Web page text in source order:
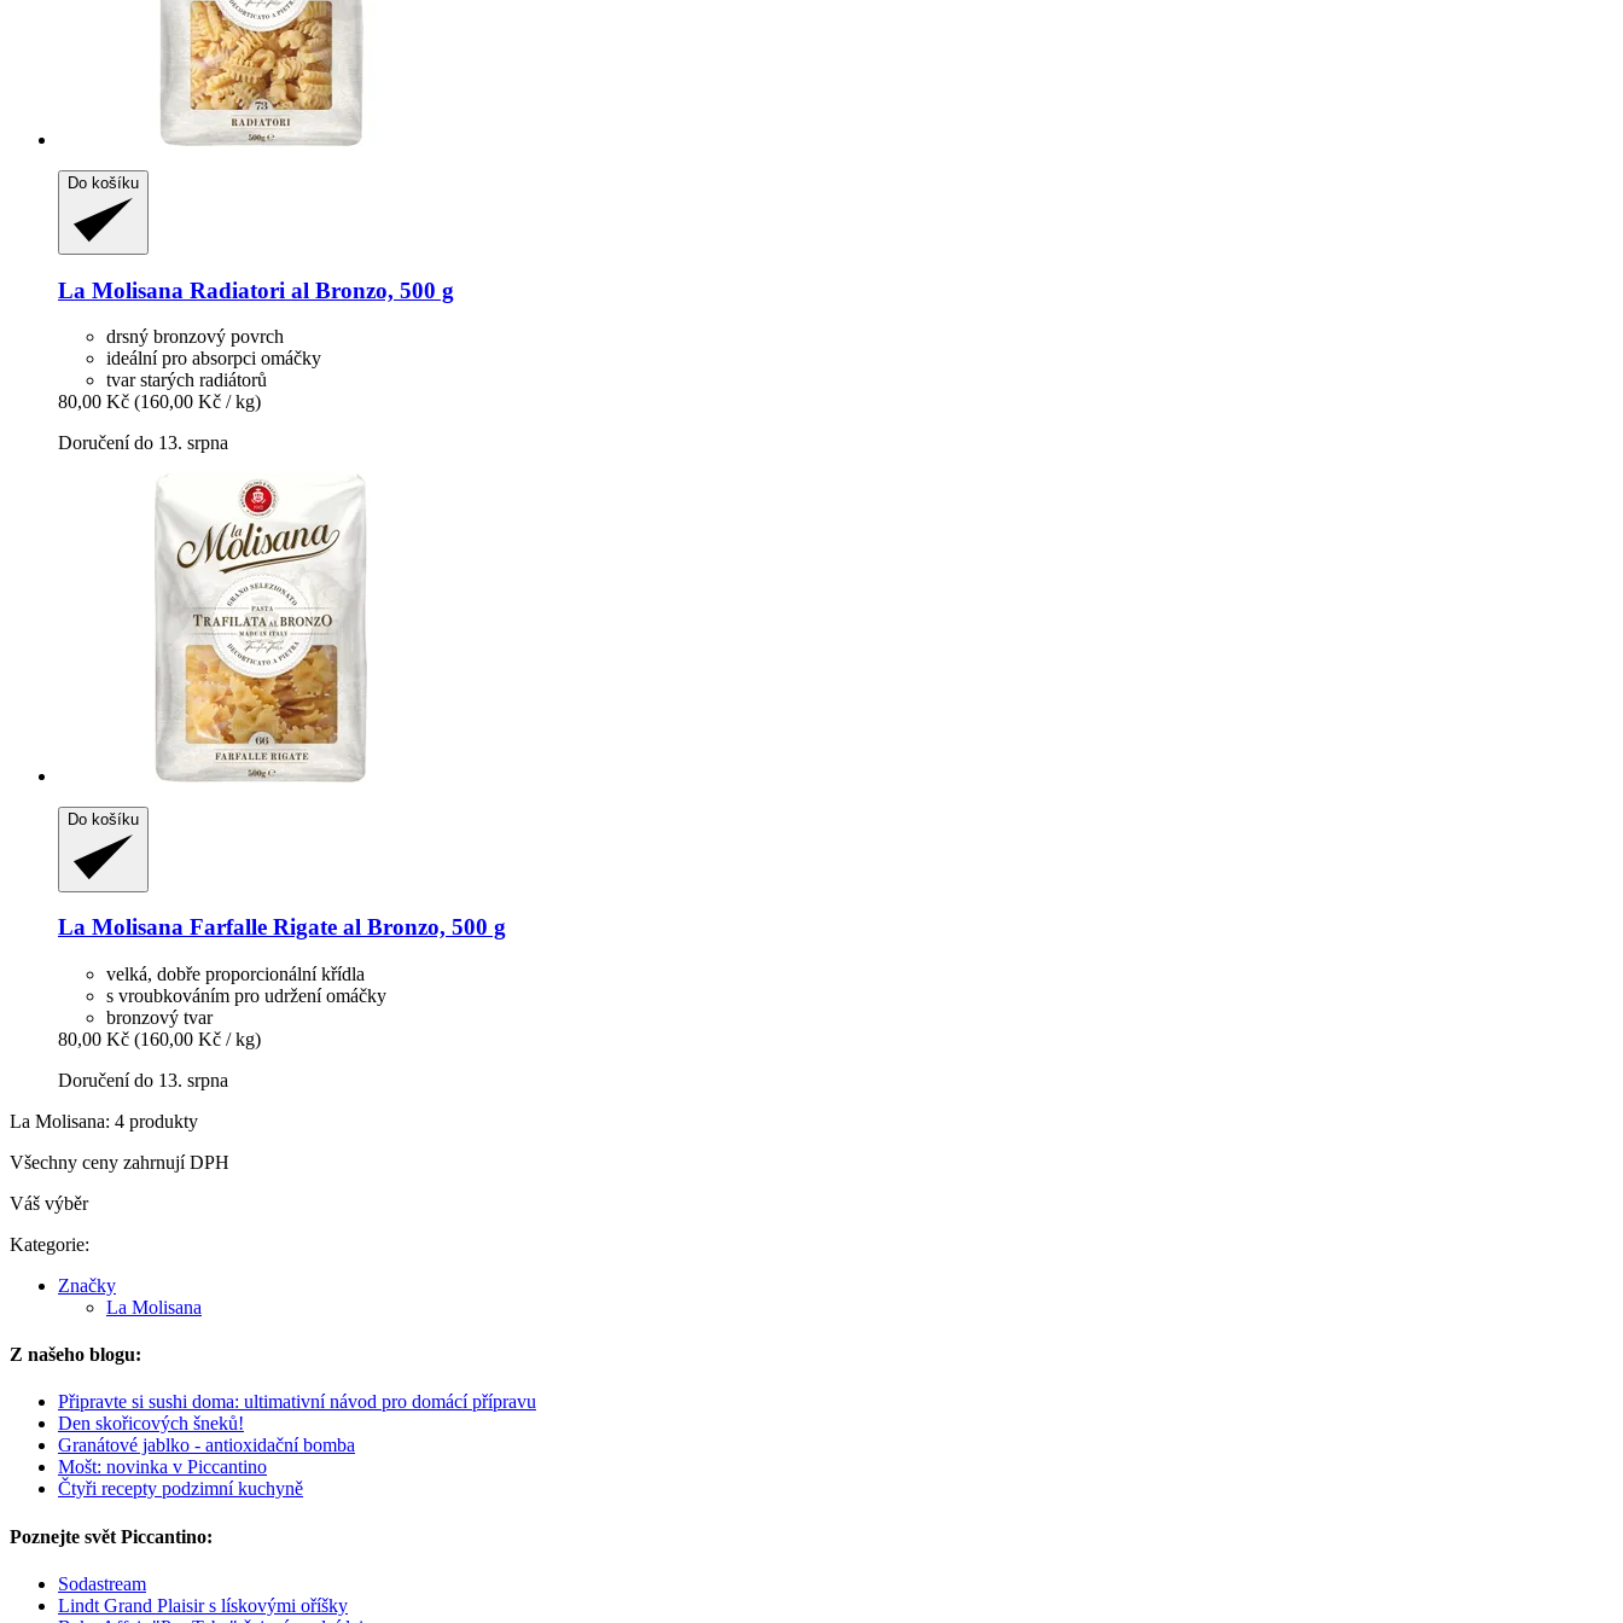
Do košíku
La Molisana Radiatori al Bronzo, 500 g
drsný bronzový povrch
ideální pro absorpci omáčky
tvar starých radiátorů
80,00 Kč (160,00 Kč / kg)
Doručení do 13. srpna
Do košíku
La Molisana Farfalle Rigate al Bronzo, 500 g
velká, dobře proporcionální křídla
s vroubkováním pro udržení omáčky
bronzový tvar
80,00 Kč (160,00 Kč / kg)
Doručení do 13. srpna
La Molisana: 4 produkty
Všechny ceny zahrnují DPH
Váš výběr
Kategorie:
Značky
La Molisana
Z našeho blogu:
Připravte si sushi doma: ultimativní návod pro domácí přípravu
Den skořicových šneků!
Granátové jablko - antioxidační bomba
Mošt: novinka v Piccantino
Čtyři recepty podzimní kuchyně
Poznejte svět Piccantino:
Sodastream
Lindt Grand Plaisir s lískovými oříšky